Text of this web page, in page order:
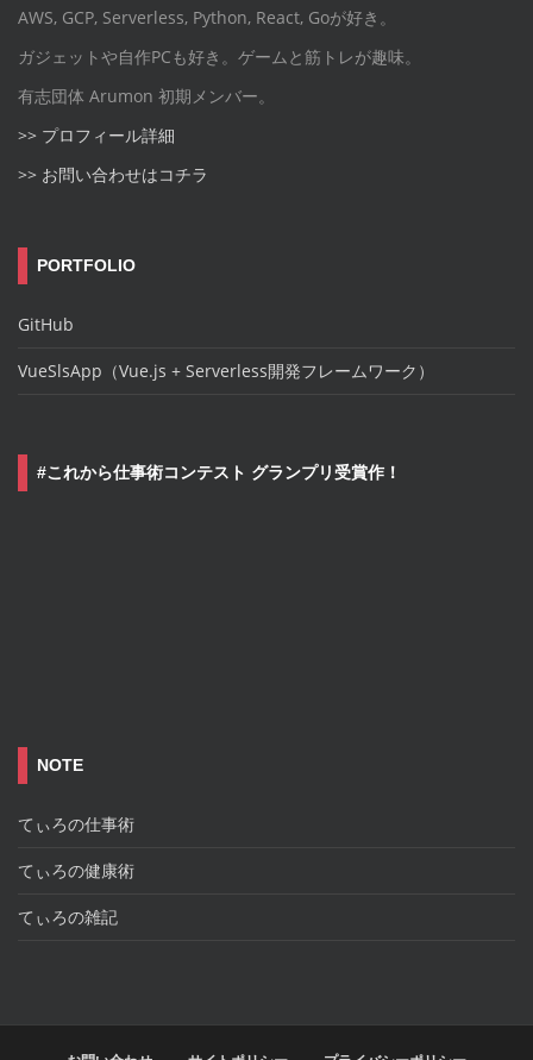
AWS, GCP, Serverless, Python, React, Goが好き。
ガジェットや自作PCも好き。ゲームと筋トレが趣味。
有志団体 Arumon 初期メンバー。
>> プロフィール詳細
>> お問い合わせはコチラ
PORTFOLIO
GitHub
VueSlsApp（Vue.js + Serverless開発フレームワーク）
#これから仕事術コンテスト グランプリ受賞作！
NOTE
てぃろの仕事術
てぃろの健康術
てぃろの雑記